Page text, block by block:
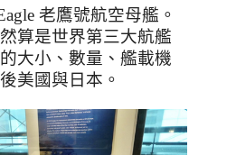
老鷹號航空母艦。
算是世界第三大航艦
大小、數量、艦載機
美國與日本。